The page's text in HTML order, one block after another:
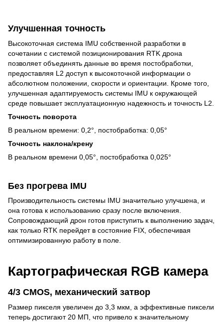
Улучшенная точность
Высокоточная система IMU собственной разработки в
сочетании с системой позиционирования RTK дрона
позволяет объединять данные во время постобработки,
предоставляя L2 доступ к высокоточной информации о
абсолютном положении, скорости и ориентации. Кроме того,
улучшенная адаптируемость системы IMU к окружающей
среде повышает эксплуатационную надежность и точность L2.
Точность поворота
В реальном времени: 0,2°, постобработка: 0,05°
Точность наклона/крену
В реальном времени 0,05°, постобработка 0,025°
Без прогрева IMU
Производительность системы IMU значительно улучшена, и
она готова к использованию сразу после включения.
Сопровождающий дрон готов приступить к выполнению задач,
как только RTK перейдет в состояние FIX, обеспечивая
оптимизированную работу в поле.
Картографическая RGB камера
4/3 CMOS, механический затвор
Размер пикселя увеличен до 3,3 мкм, а эффективные пиксели
теперь достигают 20 МП, что привело к значительному